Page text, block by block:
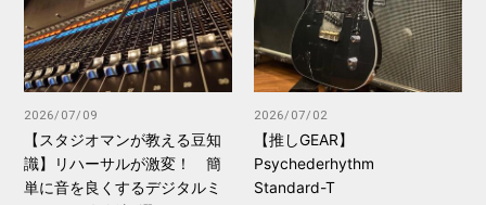
2026/07/09
【スタジオマンが教える豆知
識】リハーサルが激変！ 簡
単に音を良くするデジタルミ
2026/07/02
【推しGEAR】
Psychederhythm
Standard-T